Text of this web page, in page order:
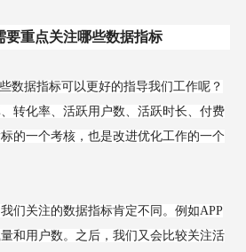
要重点关注哪些数据指标
数据指标可以更好的指导我们工作呢？
转化率、活跃用户数、活跃时长、付费
的一个考核，也是改进优化工作的一个
们关注的数据指标肯定不同。例如APP
和用户数。之后，我们又会比较关注活